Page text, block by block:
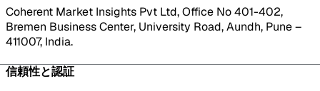
Coherent Market Insights Pvt Ltd, Office No 401-402,
Bremen Business Center, University Road, Aundh, Pune –
411007, India.
信頼性と認証